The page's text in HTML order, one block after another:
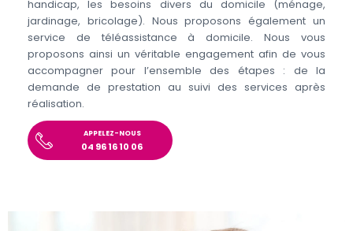
handicap, les besoins divers du domicile (ménage,
jardinage, bricolage). Nous proposons également un
service de téléassistance à domicile. Nous vous
proposons ainsi un véritable engagement afin de vous
accompagner pour l’ensemble des étapes : de la
demande de prestation au suivi des services après
réalisation.
APPELEZ-NOUS
04 96 16 10 06